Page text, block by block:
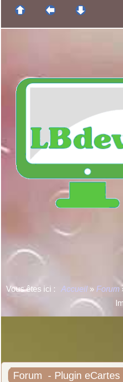
Vous êtes ici : Accueil » Forum
Forum - Plugin eCartes